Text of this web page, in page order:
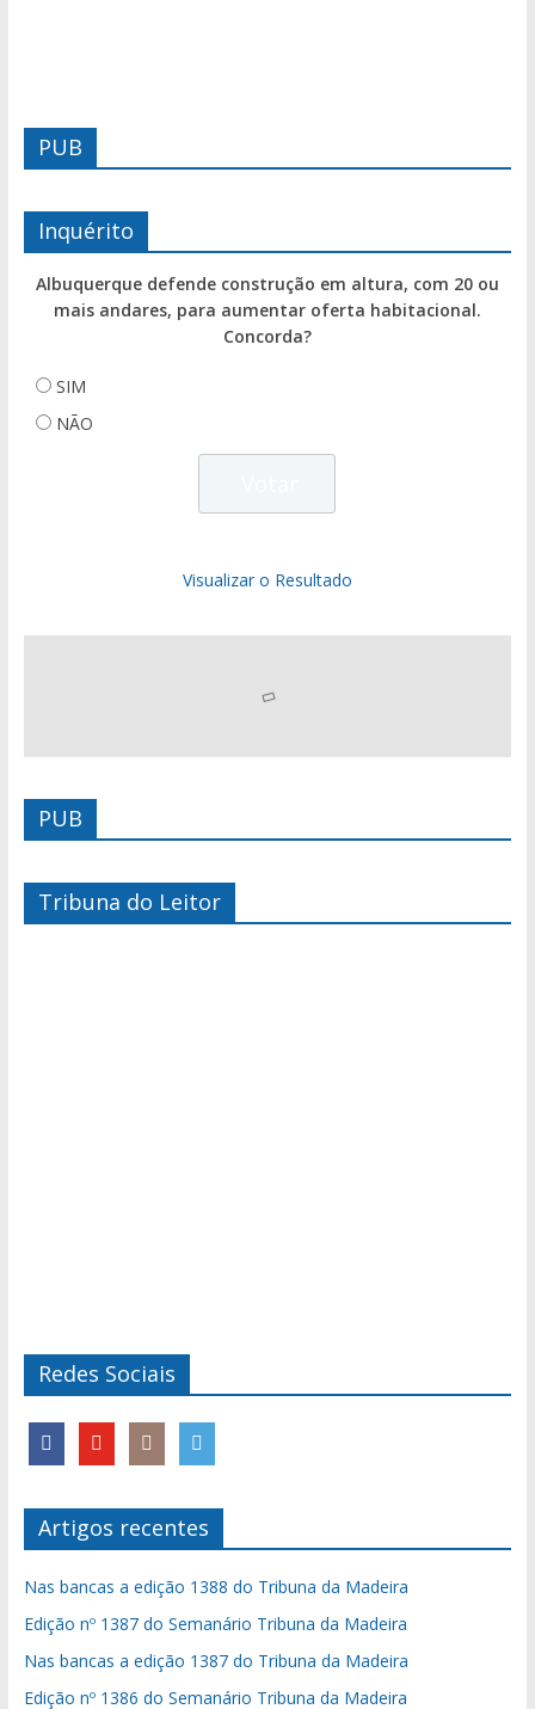
PUB
Inquérito
Albuquerque defende construção em altura, com 20 ou
mais andares, para aumentar oferta habitacional.
Concorda?
SIM
NÃO
Visualizar o Resultado
PUB
Tribuna do Leitor
Redes Sociais
Artigos recentes
Nas bancas a edição 1388 do Tribuna da Madeira
Edição nº 1387 do Semanário Tribuna da Madeira
Nas bancas a edição 1387 do Tribuna da Madeira
Edição nº 1386 do Semanário Tribuna da Madeira